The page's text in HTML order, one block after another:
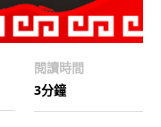
閱讀時間
3分鐘